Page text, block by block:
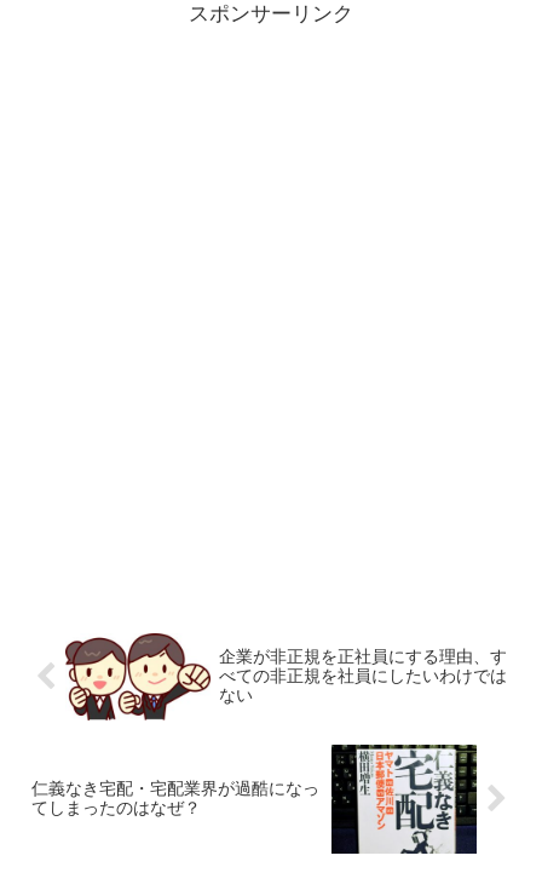
スポンサーリンク
企業が非正規を正社員にする理由、す
べての非正規を社員にしたいわけでは
ない
仁義なき宅配・宅配業界が過酷になっ
てしまったのはなぜ？